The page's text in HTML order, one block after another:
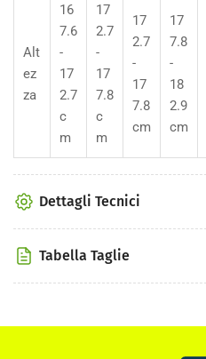
Alt
ez
za
16
7.6
-
17
2.7
c
m
17
2.7
-
17
7.8
c
m
17
2.7
-
17
7.8
cm
17
7.8
-
18
2.9
cm
Dettagli Tecnici
Tabella Taglie